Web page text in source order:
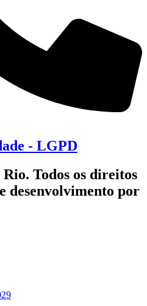
- LGPD
Todos os direitos
desenvolvimento por